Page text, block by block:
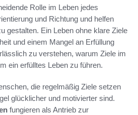
Rolle im Leben jedes
und Richtung und helfen
gestalten. Ein Leben ohne klare Ziele
und einem Mangel an Erfüllung
zu verstehen, warum Ziele im
ein erfülltes Leben zu führen.
die regelmäßig Ziele setzen
glücklicher und motivierter sind.
fungieren als Antrieb zur